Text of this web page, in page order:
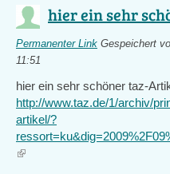
hier ein sehr
Permanenter Link Gespeichert
11:51
hier ein sehr schöner taz-
http://www.taz.de/1/archiv/
artikel/?
(link